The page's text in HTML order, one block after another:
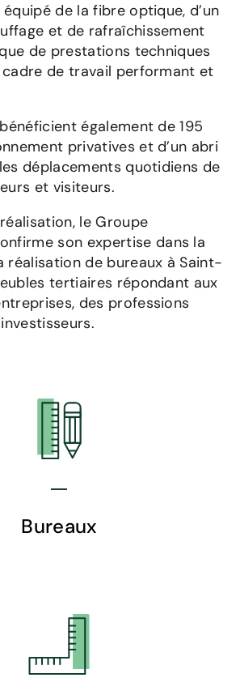
de la fibre optique, d’un
et de rafraîchissement
de prestations techniques
de travail performant et
également de 195
privatives et d’un abri
déplacements quotidiens de
et visiteurs.
le Groupe
son expertise dans la
réalisation de bureaux à Saint-
tertiaires répondant aux
des professions
Bureaux